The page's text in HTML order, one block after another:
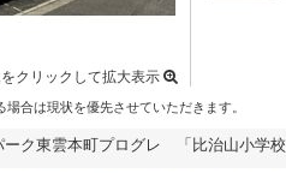
クリックして拡大表示
合は現状を優先させていただきます。
ーク東雲本町プログレ 「比治山小学